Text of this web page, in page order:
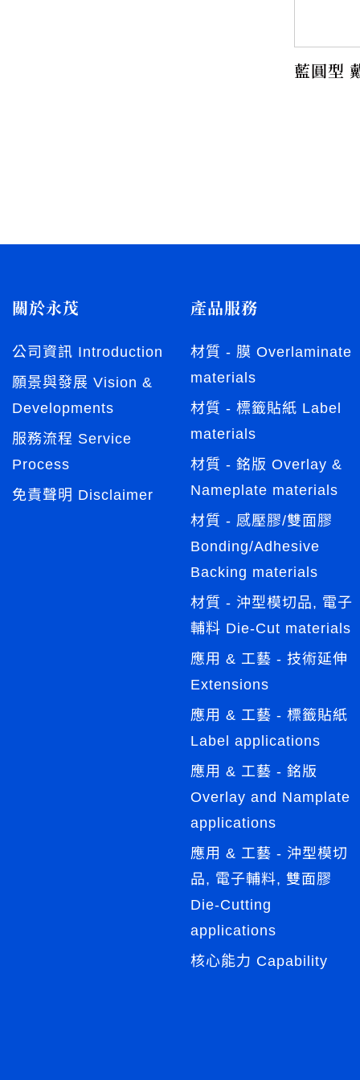
藍圓型
關於永茂
公司資訊 Introduction
願景與發展 Vision &
Developments
服務流程 Service
Process
免責聲明 Disclaimer
產品服務
材質 - 膜 Overlaminate
materials
材質 - 標籤貼紙 Label
materials
材質 - 銘版 Overlay &
Nameplate materials
材質 - 感壓膠/雙面膠
Bonding/Adhesive
Backing materials
材質 - 沖型模切品, 電子
輔料 Die-Cut materials
應用 & 工藝 - 技術延伸
Extensions
應用 & 工藝 - 標籤貼紙
Label applications
應用 & 工藝 - 銘版
Overlay and Namplate
applications
應用 & 工藝 - 沖型模切
品, 電子輔料, 雙面膠
Die-Cutting
applications
核心能力 Capability